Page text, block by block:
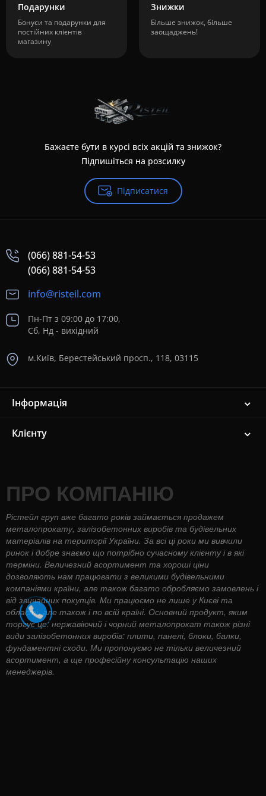
Подарунки
Бонуси та подарунки для
постійних клієнтів
магазину
Знижки
Більше знижок, більше
заощаджень!
Бажаєте бути в курсі всіх акцій та знижок?
Підпишіться на розсилку
Підписатися
(066) 881-54-53
(066) 881-54-53
info@risteil.com
Пн-Пт з 09:00 до 17:00,
Сб, Нд - вихідний
м.Київ, Берестейський просп., 118, 03115
Інформація
Клієнту
ПРО КОМПАНІЮ
Рістейл груп вже багато років займається продажем
металопрокату, залізобетонних виробів та будівельних
матеріалів на території України. За всі ці роки ми вивчили
ринок і добре знаємо що потрібно сучасному клієнту і в які
терміни. Величезний асортимент та хороші ціни
дозволяють нам працювати з великими будівельними
компаніями країни, але також багато обробляємо замовлень і
від звичайних покупців. Ми працюємо не лише у Києві та
області, але також і по всій країні. Основний продукт, яким
торгує це: нержавіючий і чорний металопрокат також різні
види залізобетонних виробів: плити, панелі, блоки, балки,
фундаментні сходи. Ми пропонуємо не тільки величезний
асортимент, а ще професійну консультацію наших
менеджерів.